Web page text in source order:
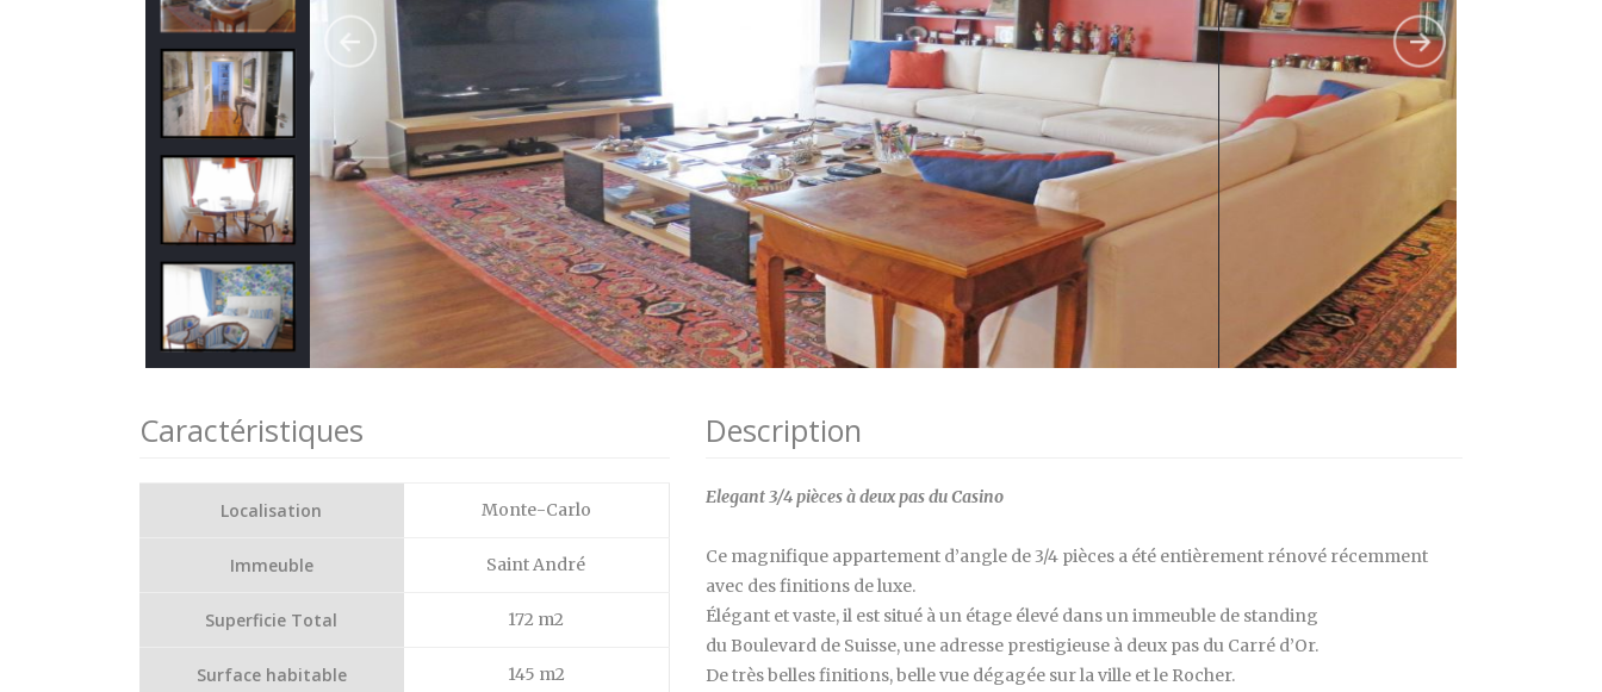
Caractéristiques
Localisation Monte-Carlo
Immeuble Saint André
Superficie Total 172 m2
Surface habitable 145 m2
Description
Elegant 3/4 pièces à deux pas du Casino
Ce magnifique appartement d’angle de 3/4 pièces a été entièrement rénové récemment
avec des finitions de luxe.
Élégant et vaste, il est situé à un étage élevé dans un immeuble de standing
du Boulevard de Suisse, une adresse prestigieuse à deux pas du Carré d’Or.
De très belles finitions, belle vue dégagée sur la ville et le Rocher.